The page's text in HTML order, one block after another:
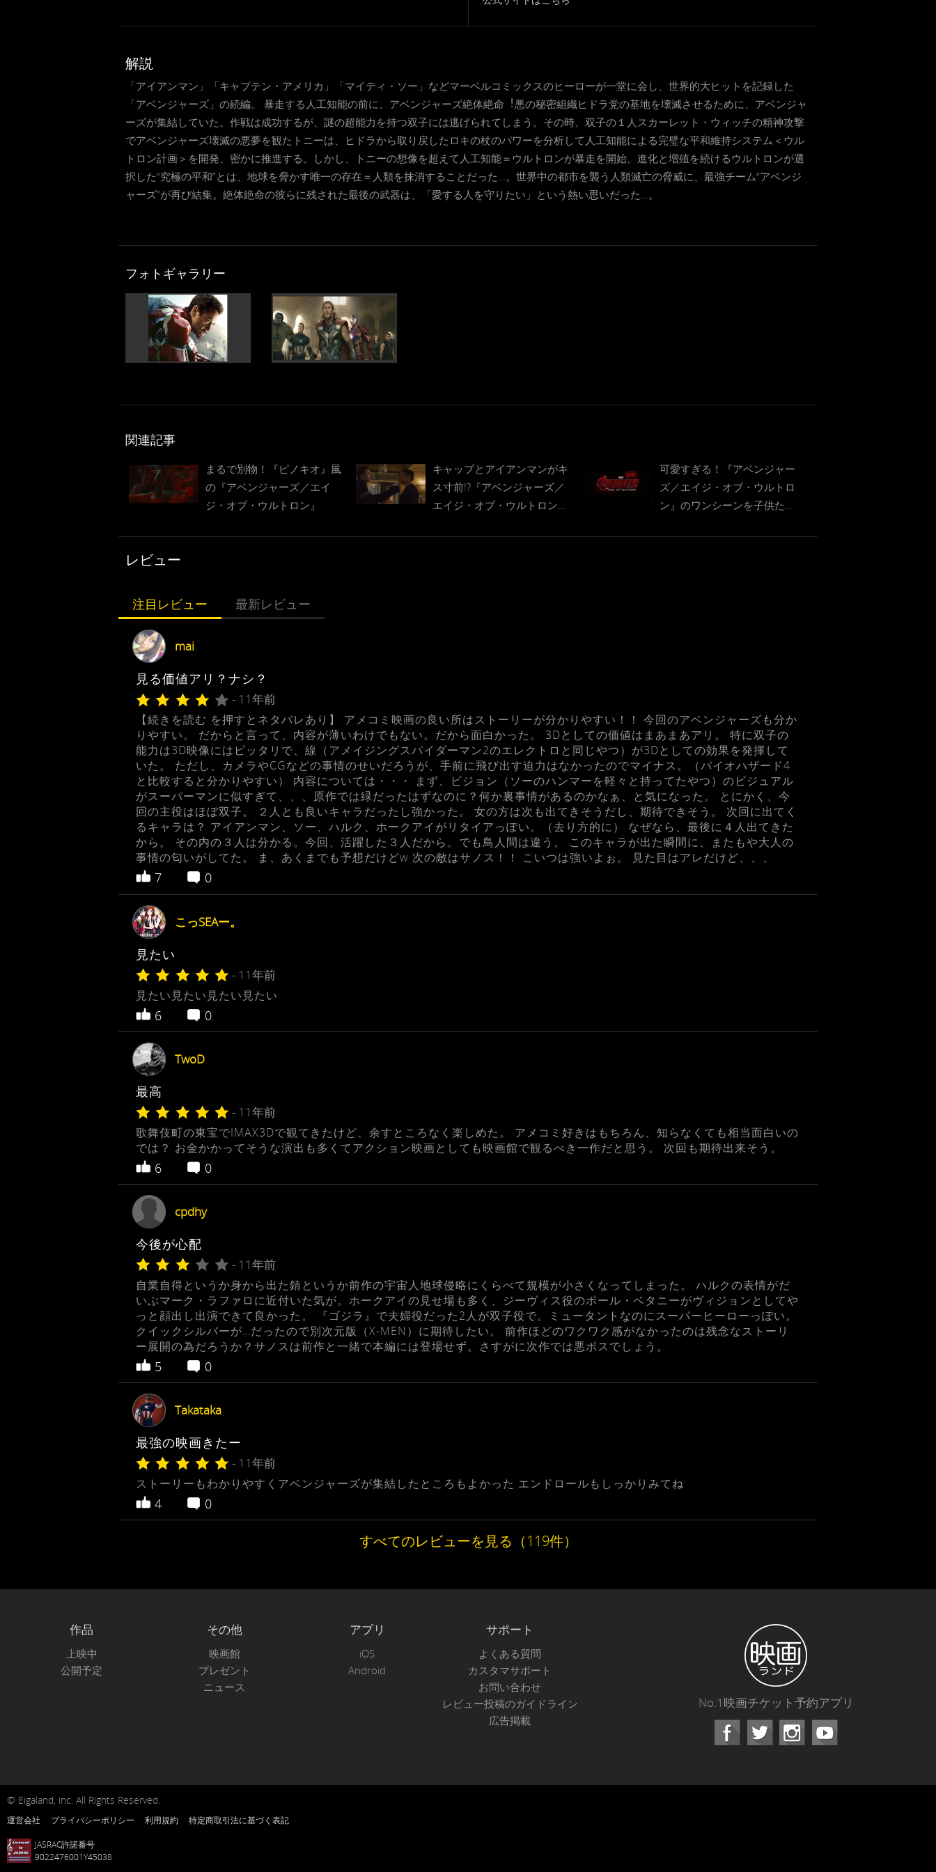
解説
「アイアンマン」「キャプテン・アメリカ」「マイティ・ソー」などマーベルコミックスのヒーローが一堂に会し、世界的大ヒットを記録した
「アベンジャーズ」の続編。 暴走する⼈⼯知能の前に、アベンジャーズ絶体絶命︕悪の秘密組織ヒドラ党の基地を壊滅させるために、アベンジャ
ーズが集結していた。作戦は成功するが、謎の超能⼒を持つ双⼦には逃げられてしまう。その時、双⼦の１⼈スカーレット・ウィッチの精神攻撃
でアベンジャーズ壊滅の悪夢を観たトニーは、ヒドラから取り戻したロキの杖のパワーを分析して⼈⼯知能による完璧な平和維持システム＜ウル
トロン計画＞を開発、密かに推進する。しかし、トニーの想像を超えて⼈⼯知能＝ウルトロンが暴⾛を開始。進化と増殖を続けるウルトロンが選
択した“究極の平和”とは、地球を脅かす唯⼀の存在＝⼈類を抹消することだった…。世界中の都市を襲う⼈類滅亡の脅威に、最強チーム“アベンジ
ャーズ”が再び結集。絶体絶命の彼らに残された最後の武器は、「愛する⼈を守りたい」という熱い思いだった…。
フォトギャラリー
関連記事
まるで別物！『ピノキオ』風
の『アベンジャーズ／エイ
ジ・オブ・ウルトロン』
キャップとアイアンマンがキ
ス寸前!?『アベンジャーズ／
エイジ・オブ・ウルトロン』
可愛すぎる！『アベンジャー
ズ／エイジ・オブ・ウルトロ
ン』のワンシーンを子供たち
レビュー
注目レビュー 最新レビュー
mai
見る価値アリ？ナシ？
- 11年前
【続きを読む を押すとネタバレあり】 アメコミ映画の良い所はストーリーが分かりやすい！！ 今回のアベンジャーズも分か
りやすい。 だからと言って、内容が薄いわけでもない。だから面白かった。 3Dとしての価値はまあまあアリ。 特に双子の
能力は3D映像にはピッタリで、線（アメイジングスパイダーマン2のエレクトロと同じやつ）が3Dとしての効果を発揮して
いた。 ただし、カメラやCGなどの事情のせいだろうが、手前に飛び出す迫力はなかったのでマイナス。（バイオハザード4
と比較すると分かりやすい） 内容については・・・ まず、ビジョン（ソーのハンマーを軽々と持ってたやつ）のビジュアル
がスーパーマンに似すぎて、、、原作では緑だったはずなのに？何か裏事情があるのかなぁ、と気になった。 とにかく、今
回の主役はほぼ双子。 ２人とも良いキャラだったし強かった。 女の方は次も出てきそうだし、期待できそう。 次回に出てく
るキャラは？ アイアンマン、ソー、ハルク、ホークアイがリタイアっぽい。（去り方的に） なぜなら、最後に４人出てきた
から。 その内の３人は分かる。今回、活躍した３人だから。でも鳥人間は違う。 このキャラが出た瞬間に、またもや大人の
事情の匂いがしてた。 ま、あくまでも予想だけどw 次の敵はサノス！！ こいつは強いよぉ。 見た目はアレだけど、、、
7 0
こっSEAー。
見たい
- 11年前
見たい見たい見たい見たい
6 0
TwoD
最高
- 11年前
歌舞伎町の東宝でIMAX3Dで観てきたけど、余すところなく楽しめた。 アメコミ好きはもちろん、知らなくても相当面白いの
では？ お金かかってそうな演出も多くてアクション映画としても映画館で観るべき一作だと思う。 次回も期待出来そう。
6 0
cpdhy
今後が心配
- 11年前
自業自得というか身から出た錆というか前作の宇宙人地球侵略にくらべて規模が小さくなってしまった。 ハルクの表情がだ
いぶマーク・ラファロに近付いた気が。ホークアイの見せ場も多く、ジーヴィス役のポール・ベタニーがヴィジョンとしてや
っと顔出し出演できて良かった。 『ゴジラ』で夫婦役だった2人が双子役で。ミュータントなのにスーパーヒーローっぽい。
クイックシルバーが…だったので別次元版（X-MEN）に期待したい。 前作ほどのワクワク感がなかったのは残念なストーリ
ー展開の為だろうか？サノスは前作と一緒で本編には登場せず。さすがに次作では悪ボスでしょう。
5 0
Takataka
最強の映画きたー
- 11年前
ストーリーもわかりやすくアベンジャーズが集結したところもよかった エンドロールもしっかりみてね
4 0
すべてのレビューを見る（119件）
作品
上映中
公開予定
その他
映画館
プレゼント
ニュース
アプリ
iOS
Android
サポート
よくある質問
カスタマサポート
お問い合わせ
レビュー投稿のガイドライン
広告掲載
No.1映画チケット予約アプリ
Facebook Instagram
© Eigaland, inc. All Rights Reserved.
運営会社 プライバシーポリシー 利用規約 特定商取引法に基づく表記
JASRAC許諾番号
9022476001Y45038